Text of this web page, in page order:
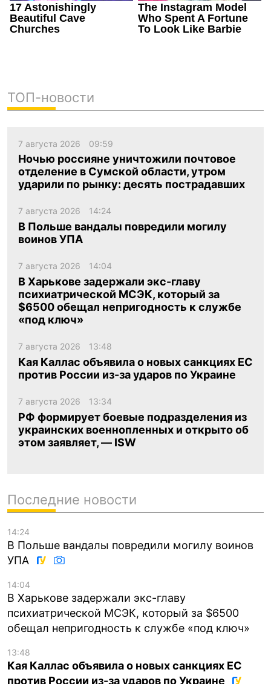
ТОП-новости
7 августа 2026 09:59
Ночью россияне уничтожили почтовое
отделение в Сумской области, утром
ударили по рынку: десять пострадавших
7 августа 2026 14:24
В Польше вандалы повредили могилу
воинов УПА
7 августа 2026 14:04
В Харькове задержали экс-главу
психиатрической МСЭК, который за
$6500 обещал непригодность к службе
«под ключ»
7 августа 2026 13:48
Кая Каллас объявила о новых санкциях ЕС
против России из-за ударов по Украине
7 августа 2026 13:34
РФ формирует боевые подразделения из
украинских военнопленных и открыто об
этом заявляет, — ISW
Последние новости
14:24
В Польше вандалы повредили могилу воинов
УПА
14:04
В Харькове задержали экс-главу
психиатрической МСЭК, который за $6500
обещал непригодность к службе «под ключ»
13:48
Кая Каллас объявила о новых санкциях ЕС
против России из-за ударов по Украине